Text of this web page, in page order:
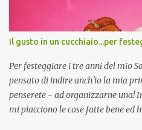
Gastronomico di piatti a base di
Gina Santagata , presidente
visto coinvolte tante associazioni
voluto partecipare presentando
Da giurata del concorso insieme
Il gusto in un cucchiaio...per
Per festeggiare i tre anni del mio
pensato di indire anch'io la mia
penserete - ad organizzarne una!
mi piacciono le cose fatte bene ed